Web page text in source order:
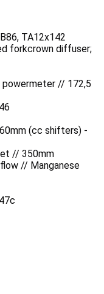
TA12x142
forkcrown diffuser;
powermeter // 172,5
(cc shifters) -
// 350mm
// Manganese